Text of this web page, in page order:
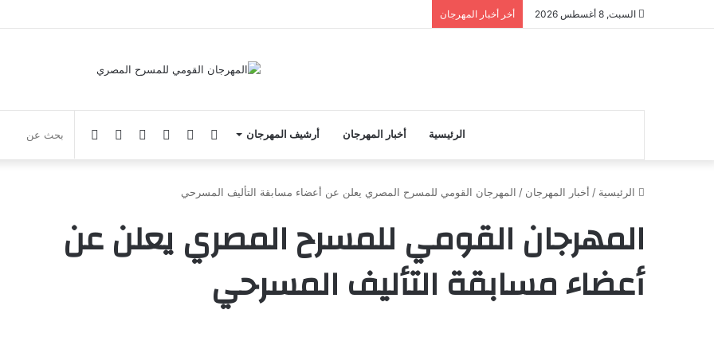
السبت, 8 أغسطس 2026 أخر أخبار المهرجان
الرئيسية أخبار المهرجان أرشيف المهرجان الوضع‏Googleانستقرام يوتيوبفيسبوك
الرئيسية / أخبار المهرجان / المهرجان القومي للمسرح المصري يعلن عن أعضاء مسابقة التأليف المسرحي
المهرجان القومي للمسرح المصري يعلن عن
أعضاء مسابقة التأليف المسرحي